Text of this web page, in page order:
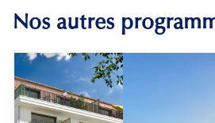
Nos autres